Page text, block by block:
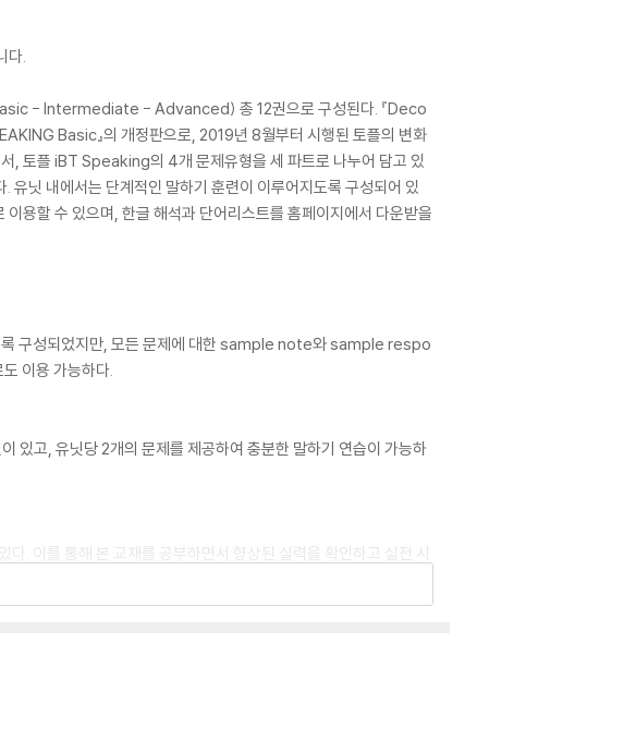
다.
- Intermediate - Advanced) 총 12권으로 구성된다. 『Deco
Basic』의 개정판으로, 2019년 8월부터 시행된 토플의 변화
, 토플 iBT Speaking의 4개 문제유형을 세 파트로 나누어 담고 있
유닛 내에서는 단계적인 말하기 훈련이 이루어지도록 구성되어 있
용할 수 있으며, 한글 해석과 단어리스트를 홈페이지에서 다운받을
록 구성되었지만, 모든 문제에 대한 sample note와 sample respo
이용 가능하다.
있고, 유닛당 2개의 문제를 제공하여 충분한 말하기 연습이 가능하
. 이를 통해 본 교재를 공부하면서 향상된 실력을 확인하고 실전 시
에서 무료로 다운받아 학습자료로 활용할 수 있다.